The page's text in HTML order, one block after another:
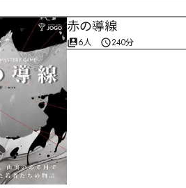
赤の導線
6人 240分